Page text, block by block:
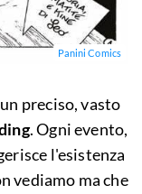
Panini Comics
preciso, vasto
. Ogni evento,
l'esistenza
vediamo ma che